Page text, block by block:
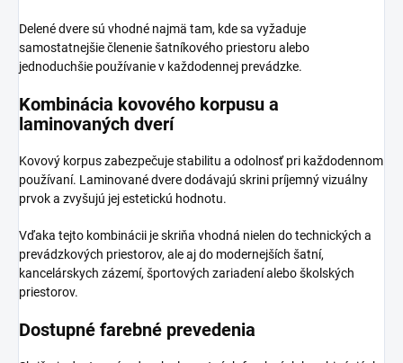
Delené dvere sú vhodné najmä tam, kde sa vyžaduje
samostatnejšie členenie šatníkového priestoru alebo
jednoduchšie používanie v každodennej prevádzke.
Kombinácia kovového korpusu a
laminovaných dverí
Kovový korpus zabezpečuje stabilitu a odolnosť pri každodennom
používaní. Laminované dvere dodávajú skrini príjemný vizuálny
prvok a zvyšujú jej estetickú hodnotu.
Vďaka tejto kombinácii je skriňa vhodná nielen do technických a
prevádzkových priestorov, ale aj do modernejších šatní,
kancelárskych zázemí, športových zariadení alebo školských
priestorov.
Dostupné farebné prevedenia